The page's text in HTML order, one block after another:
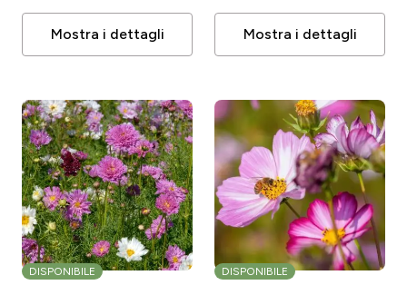
Mostra i dettagli Mostra i dettagli
DISPONIBILE DISPONIBILE